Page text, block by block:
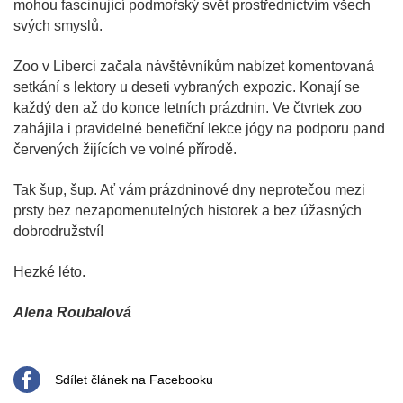
mohou fascinující podmořský svět prostřednictvím všech
svých smyslů.
Zoo v Liberci začala návštěvníkům nabízet komentovaná
setkání s lektory u deseti vybraných expozic. Konají se
každý den až do konce letních prázdnin. Ve čtvrtek zoo
zahájila i pravidelné benefiční lekce jógy na podporu pand
červených žijících ve volné přírodě.
Tak šup, šup. Ať vám prázdninové dny neprotečou mezi
prsty bez nezapomenutelných historek a bez úžasných
dobrodružství!
Hezké léto.
Alena Roubalová
Sdílet článek na Facebooku